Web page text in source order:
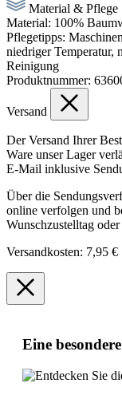
Material & Pflege
Material: 100%
Pflegetipps:
niedriger Temperatur,
Reinigung
Produktnummer:
Versand
Der Versand Ihrer
Ware unser Lager
E-Mail inklusive
Über die
online verfolgen und
Wunschzustelltag
Versandkosten: 7,95 €
Eine